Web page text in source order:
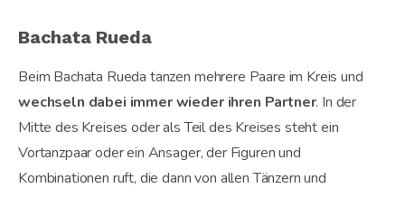
Bachata Rueda
Beim Bachata Rueda tanzen mehrere Paare im Kreis und
wechseln dabei immer wieder ihren Partner. In der
Mitte des Kreises oder als Teil des Kreises steht ein
Vortanzpaar oder ein Ansager, der Figuren und
Kombinationen ruft, die dann von allen Tänzern und